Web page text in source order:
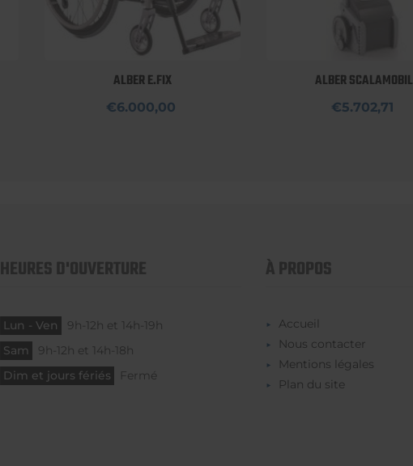
ALBER E.FIX
€6.000,00
ALBER SCALAMOBIL
€5.702,71
HEURES D'OUVERTURE
Lun - Ven
9h-12h et 14h-19h
Sam
9h-12h et 14h-18h
Dim et jours fériés
Fermé
À PROPOS
Accueil
Nous contacter
Mentions légales
Plan du site